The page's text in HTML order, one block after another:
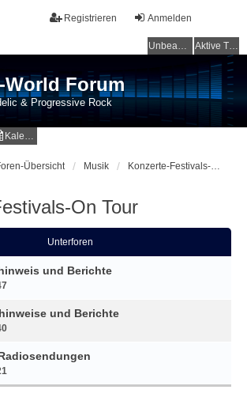
Anmelden
Registrieren
Unbeantwortete Themen Aktive Themen
World Forum
& Progressive Rock
Kalender
Übersicht Musik Konzerte-Festivals-On Tour
On Tour
Unterforen
und Berichte
und Berichte